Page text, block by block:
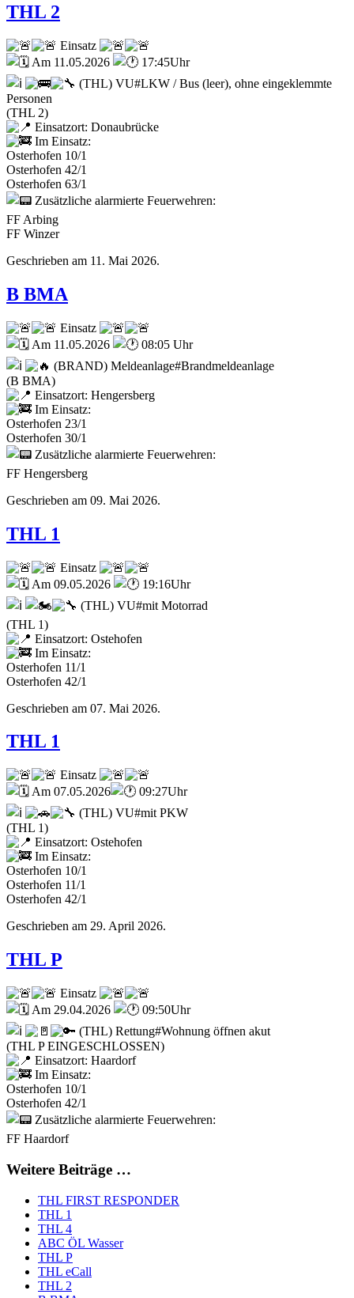
THL 2
Einsatz
Am 11.05.2026
17:45Uhr
(THL) VU#LKW / Bus (leer), ohne eingeklemmte
Personen
(THL 2)
Einsatzort: Donaubrücke
Im Einsatz:
Osterhofen 10/1
Osterhofen 42/1
Osterhofen 63/1
Zusätzliche alarmierte Feuerwehren:
FF Arbing
FF Winzer
Geschrieben am 11. Mai 2026.
B BMA
Einsatz
Am 11.05.2026
08:05 Uhr
(BRAND) Meldeanlage#Brandmeldeanlage
(B BMA)
Einsatzort: Hengersberg
Im Einsatz:
Osterhofen 23/1
Osterhofen 30/1
Zusätzliche alarmierte Feuerwehren:
FF Hengersberg
Geschrieben am 09. Mai 2026.
THL 1
Einsatz
Am 09.05.2026
19:16Uhr
(THL) VU#mit Motorrad
(THL 1)
Einsatzort: Ostehofen
Im Einsatz:
Osterhofen 11/1
Osterhofen 42/1
Geschrieben am 07. Mai 2026.
THL 1
Einsatz
Am 07.05.2026
09:27Uhr
(THL) VU#mit PKW
(THL 1)
Einsatzort: Ostehofen
Im Einsatz:
Osterhofen 10/1
Osterhofen 11/1
Osterhofen 42/1
Geschrieben am 29. April 2026.
THL P
Einsatz
Am 29.04.2026
09:50Uhr
(THL) Rettung#Wohnung öffnen akut
(THL P EINGESCHLOSSEN)
Einsatzort: Haardorf
Im Einsatz:
Osterhofen 10/1
Osterhofen 42/1
Zusätzliche alarmierte Feuerwehren:
FF Haardorf
Weitere Beiträge …
THL FIRST RESPONDER
THL 1
THL 4
ABC ÖL Wasser
THL P
THL eCall
THL 2